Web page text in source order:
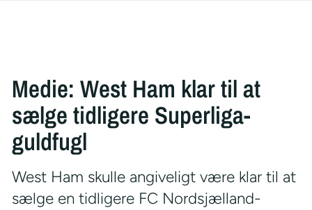
Medie: West Ham klar til at
sælge tidligere Superliga-
guldfugl
West Ham skulle angiveligt være klar til at
sælge en tidligere FC Nordsjælland-